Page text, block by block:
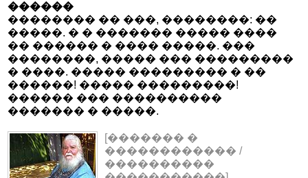
������
�������� �� ���, ��������: ��
�����. � � ������� ����� ����
�� ������ � ���� �����. ���
��������, ����� ��� ���������
� ����. ����� ��������� � ��
������! ����� ���������!
������ ��� ����������
������� � �����.
[������� �
������������ /
����������